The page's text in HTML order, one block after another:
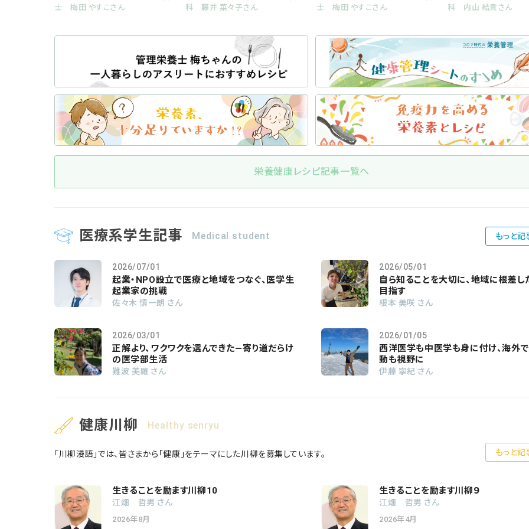
士 梅田 やすこさん
科 藤井 菜々子さん
士 梅田 やすこさん
科 内山 結貴さん
栄養健康レシピ記事一覧へ
医療系学生記事 Medical student もっと
2026/07/01
起業・NPO設立で医療と地域をつなぐ、医学生
起業家の挑戦
佐々木 慎一朗 さん
2026/05/01
自ら知ることを大切に、地域に根差し
目指す
根本 美咲 さん
2026/03/01
正解より、ワクワクを選んできた―寄り道だらけ
の医学部生活
難波 美羅 さん
2026/01/05
西洋医学も中医学も身に付け、海外
動も視野に
伊藤 寧紀 さん
健康川柳 Healthy senryu
「川柳漫語」では、皆さまから「健康」をテーマにした川柳を募集しています。 もっと
生きることを励ます川柳10
江畑 哲男 さん
2026年8月
生きることを励ます川柳９
江畑 哲男 さん
2026年4月